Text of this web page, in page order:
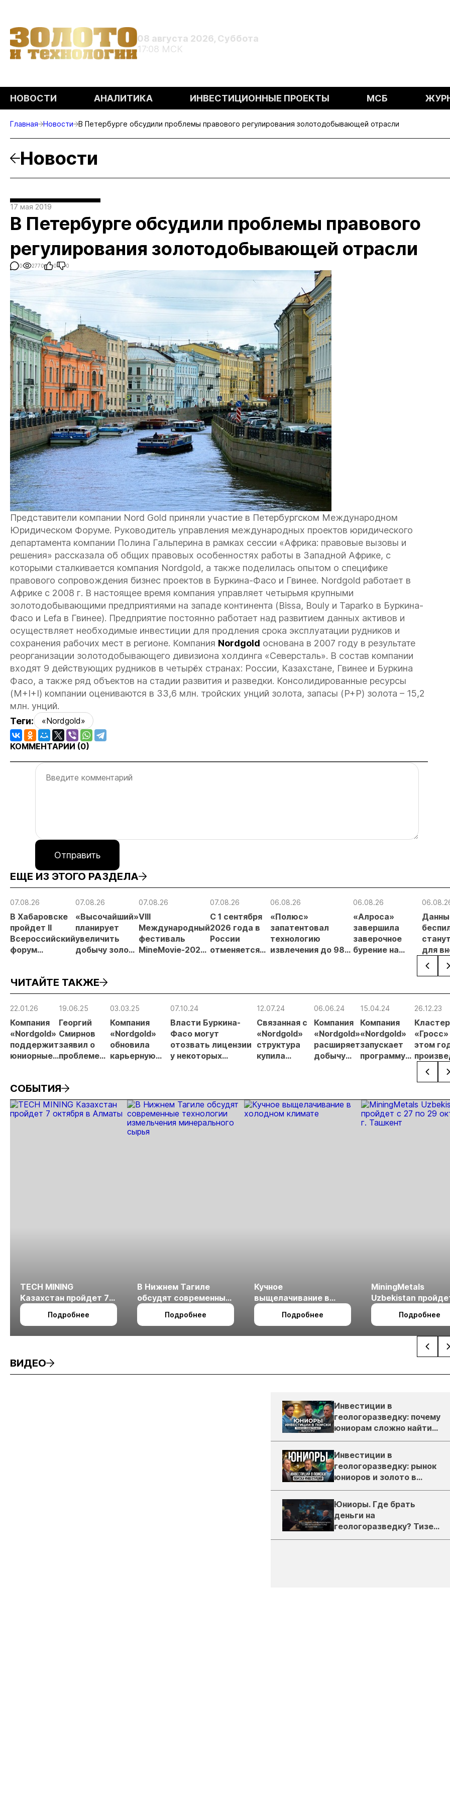
08 августа 2026, Суббота
17:08 МСК
НОВОСТИ АНАЛИТИКА ИНВЕСТИЦИОННЫЕ ПРОЕКТЫ МСБ
Главная Новости В Петербурге обсудили проблемы правового регулирования золотодобывающей отрасли
Новости
17 мая 2019
В Петербурге обсудили проблемы правового
регулирования золотодобывающей отрасли
0 2770 0 0
Представители компании Nord Gold приняли участие в Петербургском Международном
Юридическом Форуме. Руководитель управления международных проектов юридического
департамента компании Полина Гальперина в рамках сессии «Африка: правовые вызовы и
решения» рассказала об общих правовых особенностях работы в Западной Африке, с
которыми сталкивается компания Nordgold, а также поделилась опытом о специфике
правового сопровождения бизнес проектов в Буркина-Фасо и Гвинее. Nordgold работает в
Африке с 2008 г. В настоящее время компания управляет четырьмя крупными
золотодобывающими предприятиями на западе континента (Bissa, Bouly и Taparko в Буркина-
Фасо и Lefa в Гвинее). Предприятие постоянно работает над развитием данных активов и
осуществляет необходимые инвестиции для продления срока эксплуатации рудников и
сохранения рабочих мест в регионе. Компания Nordgold основана в 2007 году в результате
реорганизации золотодобывающего дивизиона холдинга «Северсталь». В состав компании
входят 9 действующих рудников в четырёх странах: России, Казахстане, Гвинее и Буркина
Фасо, а также ряд объектов на стадии развития и разведки. Консолидированные ресурсы
(M+I+I) компании оцениваются в 33,6 млн. тройских унций золота, запасы (P+P) золота – 15,2
млн. унций.
Теги:
«Nordgold»
КОММЕНТАРИИ (0)
Отправить
ЕЩЕ ИЗ ЭТОГО РАЗДЕЛА
07.08.26
В Хабаровске
пройдет II
Всероссийский
форум
России»
07.08.26
«Высочайший»
планирует
увеличить
добычу золота
07.08.26
VIII
Международный
фестиваль
MineMovie-2026
07.08.26
С 1 сентября
2026 года в
России
отменяется
отраслевые
МСБ
06.08.26
«Полюс»
запатентовал
технологию
извлечения до 98%
06.08.26
«Алроса»
завершила
заверочное
бурение на
для
ЧИТАЙТЕ ТАКЖЕ
22.01.26
Компания
«Nordgold»
поддержит
юниорные
19.06.25
Георгий
Смирнов
заявил о
проблеме
золота
(дополнено)
03.03.25
Компания
«Nordgold»
обновила
карьерную
07.10.24
Власти Буркина-
Фасо могут
отозвать лицензии
у некоторых
12.07.24
Связанная с
«Nordgold»
структура
купила
полиметаллы
06.06.24
Компания
«Nordgold»
расширяет
добычу
15.04.24
Компания
«Nordgold»
запускает
программу
26.12.23
Кластер
«Гросс»
этом
около 12
тонн
СОБЫТИЯ
TECH MINING
Казахстан пройдет 7
октября в Алматы
Подробнее
В Нижнем Тагиле
обсудят современные
технологии
измельчения
Подробнее
Кучное
выщелачивание в
холодном климате
Подробнее
MiningMetals
Uzbekistan
27 по 29 октября в
Ташкент
Подробнее
ВИДЕО
Инвестиции в
геологоразведку: почему
юниорам сложно найти
деньги
Инвестиции в
геологоразведку: рынок
юниоров и золото в
России
Юниоры. Где брать
деньги на
геологоразведку? Тизер
подкаста ЗиТ №1